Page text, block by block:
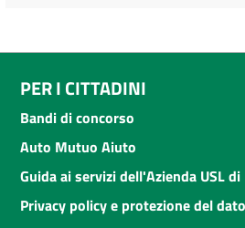
PER I CITTADINI
Bandi di concorso
Auto Mutuo Aiuto
Guida ai servizi dell'Azienda USL
Privacy policy e protezione del